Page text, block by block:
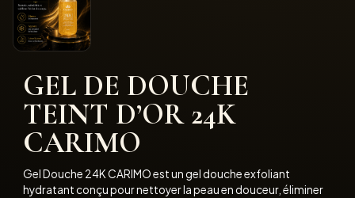
GEL DE DOUCHE
TEINT D’OR 24K
CARIMO
Gel Douche 24K CARIMO est un gel douche exfoliant
hydratant conçu pour nettoyer la peau en douceur, éliminer